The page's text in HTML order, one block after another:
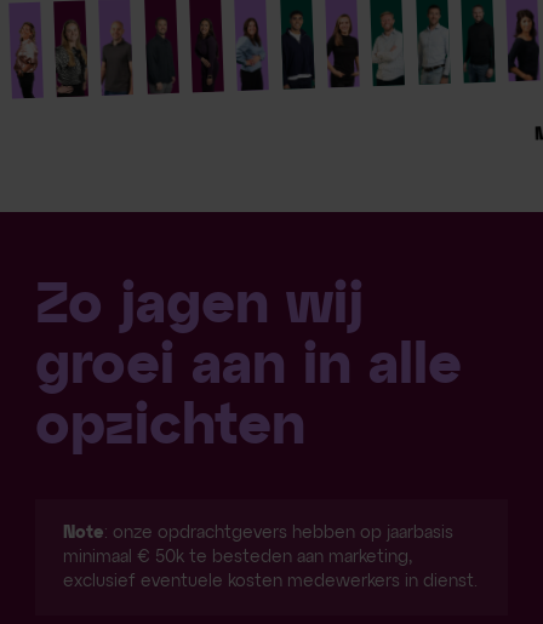
Zo jagen wij
groei aan in alle
opzichten
Note: onze opdrachtgevers hebben op jaarbasis
minimaal € 50k te besteden aan marketing,
exclusief eventuele kosten medewerkers in dienst.